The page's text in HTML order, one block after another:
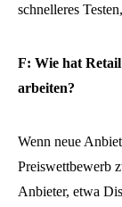
schnelleres
F: Wie hat
arbeiten?
Wenn neue
Preiswettbewerb
Anbieter, etwa